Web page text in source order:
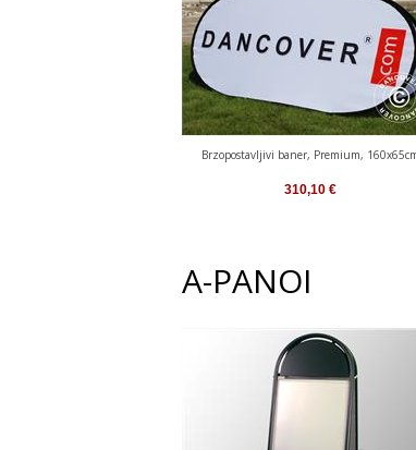
Brzopostavljivi baner, Premium,
310,10 €
A-PANOI